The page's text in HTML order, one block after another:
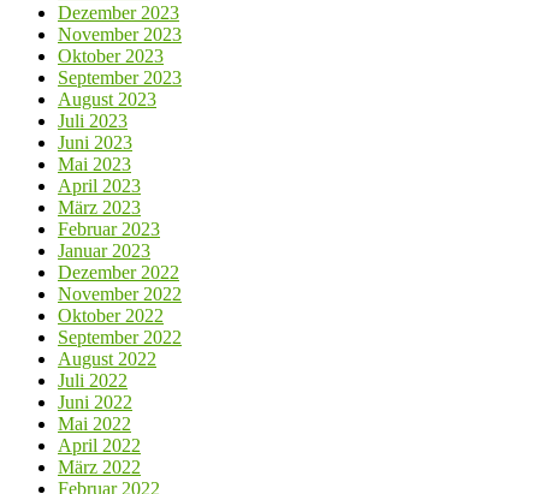
Dezember 2023
November 2023
Oktober 2023
September 2023
August 2023
Juli 2023
Juni 2023
Mai 2023
April 2023
März 2023
Februar 2023
Januar 2023
Dezember 2022
November 2022
Oktober 2022
September 2022
August 2022
Juli 2022
Juni 2022
Mai 2022
April 2022
März 2022
Februar 2022